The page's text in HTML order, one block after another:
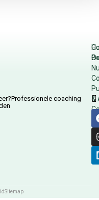
coaching
&
Sitemap